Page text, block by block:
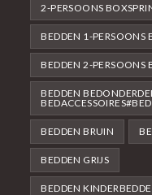
2-PERSOONS
BEDDEN 1-PERSOONS
BEDDEN 2-PERSOONS
BEDDEN
BEDDEN BRUIN
BEDDEN GRIJS
BEDDEN